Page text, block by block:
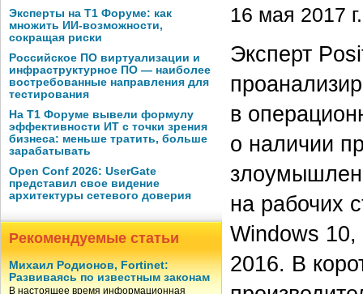
Эксперты на Т1 Форуме: как
множить ИИ-возможности,
сокращая риски
Российское ПО виртуализации и
инфраструктурное ПО — наиболее
востребованные направления для
тестирования
На Т1 Форуме вывели формулу
эффективности ИТ с точки зрения
бизнеса: меньше тратить, больше
зарабатывать
Open Conf 2026: UserGate
представил свое видение
архитектуры сетевого доверия
Рекомендуемые статьи
Михаил Родионов, Fortinet:
Развиваясь по известным законам
В настоящее время информационная
16 мая 2017 г.
Эксперт
в
о наличии
на рабочих
Windows
2016. В